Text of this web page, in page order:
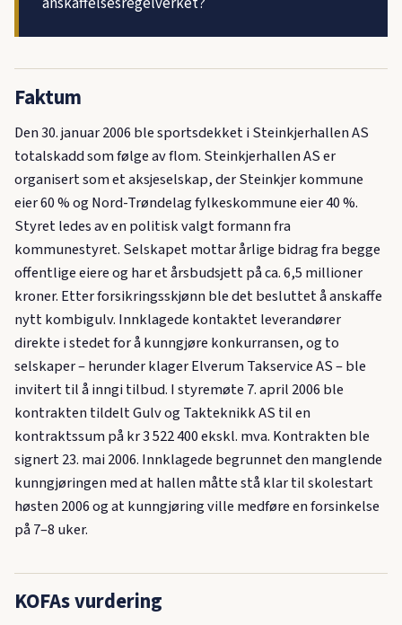
Faktum
Den 30. januar 2006 ble sportsdekket i Steinkjerhallen AS
totalskadd som følge av flom. Steinkjerhallen AS er
organisert som et aksjeselskap, der Steinkjer kommune
eier 60 % og Nord-Trøndelag fylkeskommune eier 40 %.
Styret ledes av en politisk valgt formann fra
kommunestyret. Selskapet mottar årlige bidrag fra begge
offentlige eiere og har et årsbudsjett på ca. 6,5 millioner
kroner. Etter forsikringsskjønn ble det besluttet å anskaffe
nytt kombigulv. Innklagede kontaktet leverandører
direkte i stedet for å kunngjøre konkurransen, og to
selskaper – herunder klager Elverum Takservice AS – ble
invitert til å inngi tilbud. I styremøte 7. april 2006 ble
kontrakten tildelt Gulv og Takteknikk AS til en
kontraktssum på kr 3 522 400 ekskl. mva. Kontrakten ble
signert 23. mai 2006. Innklagede begrunnet den manglende
kunngjøringen med at hallen måtte stå klar til skolestart
høsten 2006 og at kunngjøring ville medføre en forsinkelse
på 7–8 uker.
KOFAs vurdering